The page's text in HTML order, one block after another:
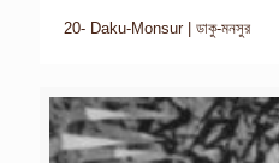
20- Daku-Monsur | ডাকু-মনসুর